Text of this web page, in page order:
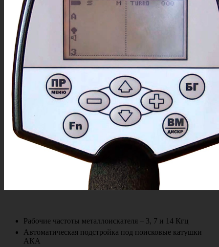
Рабочие частоты металлоискателя – 3, 7 и 14 Кгц
Автоматическая подстройка под поисковые катушки
АКА